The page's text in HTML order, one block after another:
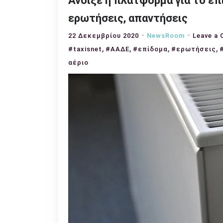
ερωτήσεις, απαντήσεις
22 Δεκεμβρίου 2020 NewsRoom Leave a
#taxisnet , #ΑΑΔΕ, #επίδομα, #ερωτήσεις ,
αέριο